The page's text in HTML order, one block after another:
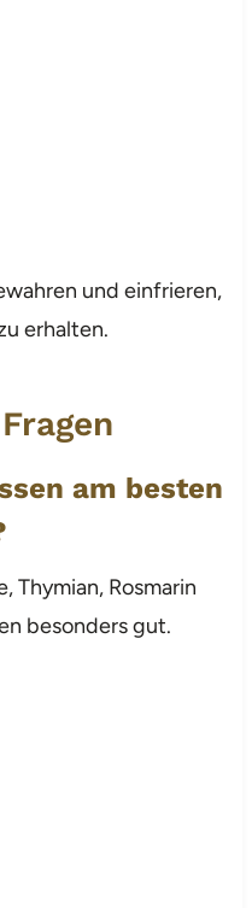
und einfrieren,
erhalten.
am besten
Thymian, Rosmarin
besonders gut.